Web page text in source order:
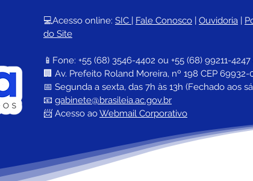
💻Acesso online: SIC | Fale Conosco | Ouvidoria |
do Site
📱Fone: +55 (68) 3546-4402 ou +55 (68) 99211-4247
🏢 Av. Prefeito Roland Moreira, nº 198 CEP
📅 Segunda a sexta, das 7h às 13h (Fechado aos
📧 gabinete@brasileia.ac.gov.br
📨 Acesso ao Webmail Corporativo